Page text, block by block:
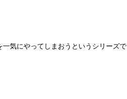
気にやってしまおうというシリーズで